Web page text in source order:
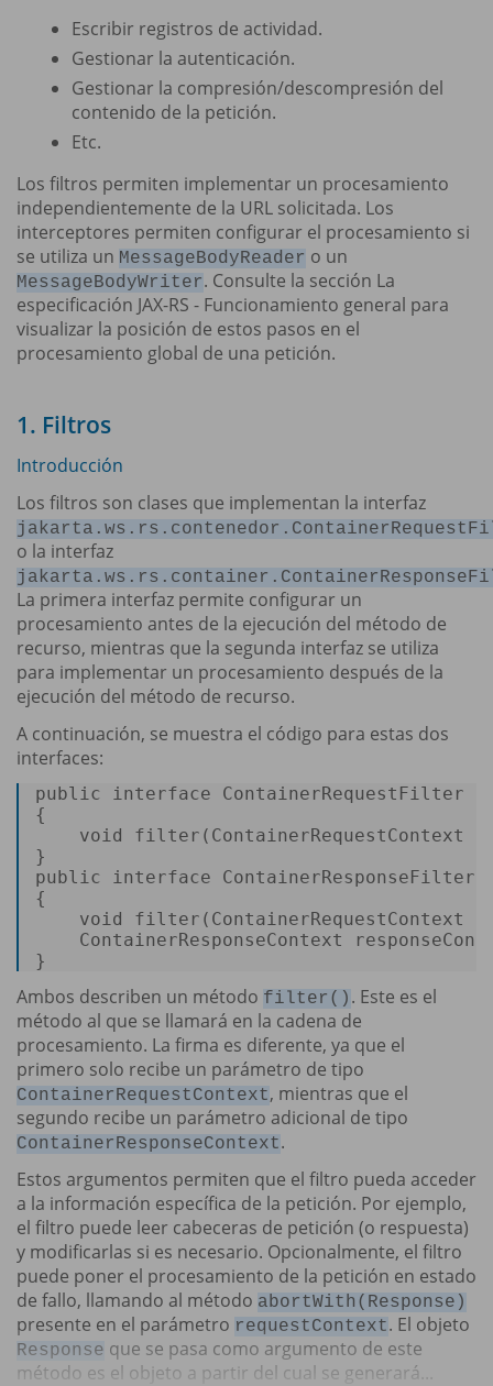
Escribir registros de actividad.
Gestionar la autenticación.
Gestionar la compresión/descompresión del
contenido de la petición.
Etc.
Los filtros permiten implementar un procesamiento
independientemente de la URL solicitada. Los
interceptores permiten configurar el procesamiento si
se utiliza un MessageBodyReader o un
MessageBodyWriter. Consulte la sección La
especificación JAX-RS - Funcionamiento general para
visualizar la posición de estos pasos en el
procesamiento global de una petición.
1. Filtros
Introducción
Los filtros son clases que implementan la interfaz
o la interfaz
La primera interfaz permite configurar un
procesamiento antes de la ejecución del método de
recurso, mientras que la segunda interfaz se utiliza
para implementar un procesamiento después de la
ejecución del método de recurso.
A continuación, se muestra el código para estas dos
interfaces:
public interface
ContainerRequestFilter
{
void
filter (ContainerRequestContext
public
interface
ContainerResponseFilter
{
void
filter
ContainerResponseContext
}
Ambos describen un método filter() . Este es el
método al que se llamará en la cadena de
procesamiento. La firma es diferente, ya que el
primero solo recibe un parámetro de tipo
ContainerRequestContext, mientras que el
segundo recibe un parámetro adicional de tipo
ContainerResponseContext.
Estos argumentos permiten que el filtro pueda acceder
a la información específica de la petición. Por ejemplo,
el filtro puede leer cabeceras de petición (o respuesta)
y modificarlas si es necesario. Opcionalmente, el filtro
puede poner el procesamiento de la petición en estado
de fallo, llamando al método abortWith(Response)
presente en el parámetro requestContext. El objeto
Response que se pasa como argumento de este
método es el objeto a partir del cual se generará...